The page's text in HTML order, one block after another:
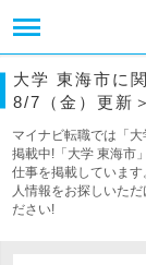
大学 東海市に
8/7（金）更新＞
マイナビ転職では「
掲載中!「大学 東海市
仕事を掲載していま
人情報をお探しいた
ださい!